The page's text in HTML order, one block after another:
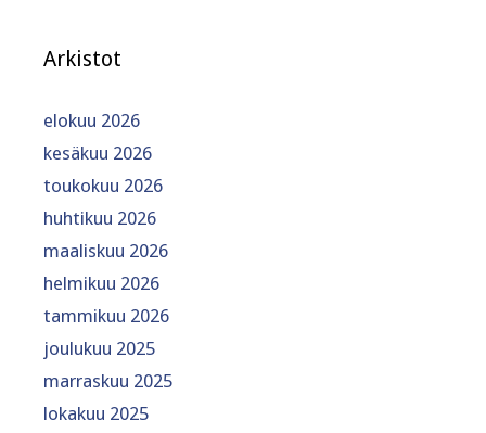
Arkistot
elokuu 2026
kesäkuu 2026
toukokuu 2026
huhtikuu 2026
maaliskuu 2026
helmikuu 2026
tammikuu 2026
joulukuu 2025
marraskuu 2025
lokakuu 2025